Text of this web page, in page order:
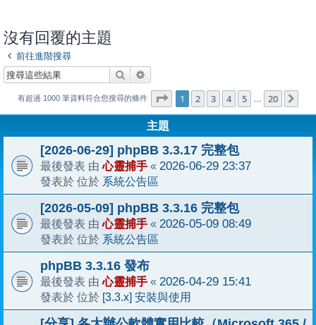
沒有回覆的主題
前往進階搜尋
搜尋
有超過 1000 筆資料符合您搜尋的條件 第1 頁 (共 20頁)
1 2 3 4 5 … 20
主題
[2026-06-29] phpBB 3.3.17 完整包
最後發表 由心靈捕手 « 2026-06-29 23:37
發表於 位於 系統公告區
[2026-05-09] phpBB 3.3.16 完整包
最後發表 由心靈捕手 « 2026-05-09 08:49
發表於 位於 系統公告區
phpBB 3.3.16 發布
最後發表 由心靈捕手 « 2026-04-29 15:41
發表於 位於 [3.3.x] 安裝與使用